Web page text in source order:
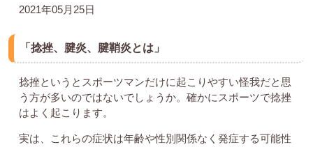
2021年05月25日
「捻挫、腱炎、腱鞘炎とは」
捻挫というとスポーツマンだけに起こりやすい怪我だと思
う方が多いのではないでしょうか。確かにスポーツで捻挫
はよく起こります。
実は、これらの症状は年齢や性別関係なく発症する可能性